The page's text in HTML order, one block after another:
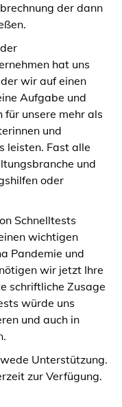
der dann
hat uns
wir auf einen
Aufgabe und
unsere mehr als
und
leisten. Fast alle
und
oder
Schnelltests
wichtigen
Pandemie und
wir jetzt Ihre
schriftliche Zusage
würde uns
und auch in
Unterstützung.
zur Verfügung.